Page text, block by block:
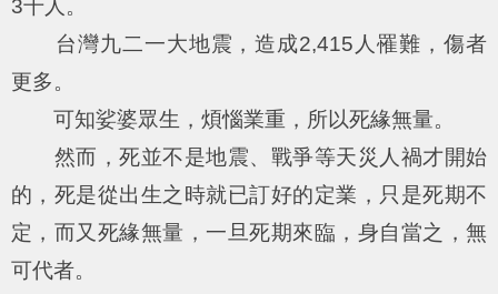
3千人。
台灣九二一大地震，造成2,415人罹難，傷者
更多。
可知娑婆眾生，煩惱業重，所以死緣無量。
然而，死並不是地震、戰爭等天災人禍才開始
的，死是從出生之時就已訂好的定業，只是死期不
定，而又死緣無量，一旦死期來臨，身自當之，無
可代者。